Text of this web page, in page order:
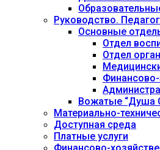
Руководство.
Основные
Отдел
Отдел
Вожатые “Душа
Материально-
Доступная среда
Платные услуги